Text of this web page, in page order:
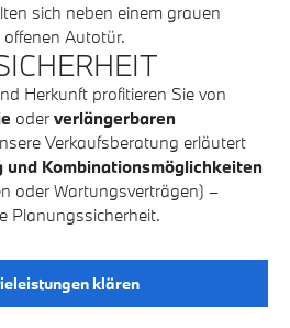
Herkunft profitieren Sie von
oder verlängerbaren
Verkaufsberatung erläutert
und Kombinationsmöglichkeiten
oder Wartungsverträgen) –
Planungssicherheit.
klären